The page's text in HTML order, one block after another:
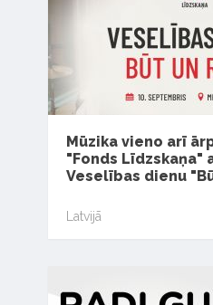
Mūzika vieno arī
"Fonds Līdzskaņa"
Veselības dienu
Latvijā